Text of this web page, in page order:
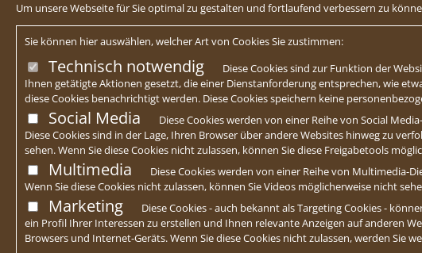
Um unsere Webseite für Sie optimal zu gestalten und fortlaufend verbessern zu
Sie können hier auswählen, welcher Art von Cookies Sie zustimmen:
Technisch notwendig
Diese Cookies sind zur Funktion der
Ihnen getätigte Aktionen gesetzt, die einer Dienstanforderung entsprechen, wie
diese Cookies benachrichtigt werden. Diese Cookies speichern keine
Social Media
Diese Cookies werden von einer Reihe von Social
Diese Cookies sind in der Lage, Ihren Browser über andere Websites hinweg zu
sehen. Wenn Sie diese Cookies nicht zulassen, können Sie diese Freigabetools
Multimedia
Diese Cookies werden von einer Reihe von Multimedia-
Wenn Sie diese Cookies nicht zulassen, können Sie Videos möglicherweise nicht
Marketing
Diese Cookies - auch bekannt als Targeting Cookies -
ein Profil Ihrer Interessen zu erstellen und Ihnen relevante Anzeigen auf anderen
Browsers und Internet-Geräts. Wenn Sie diese Cookies nicht zulassen, werden Sie